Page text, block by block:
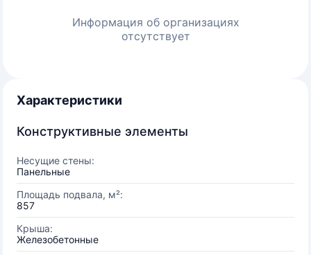
Информация об организациях
отсутствует
Характеристики
Конструктивные элементы
Несущие стены:
Панельные
Площадь подвала, м²:
857
Крыша:
Железобетонные